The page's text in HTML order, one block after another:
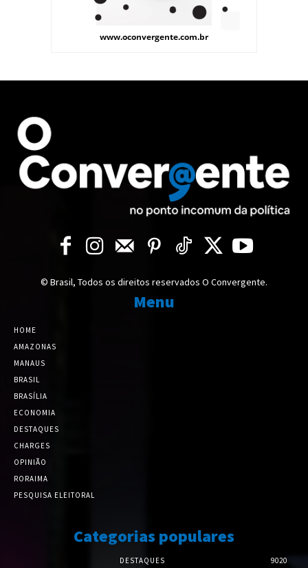
© Brasil, Todos os direitos reservados O Convergente.
Menu
HOME
AMAZONAS
MANAUS
BRASIL
BRASÍLIA
ECONOMIA
DESTAQUES
CHARGES
OPINIÃO
RORAIMA
PESQUISA ELEITORAL
Categorias populares
DESTAQUES 9020